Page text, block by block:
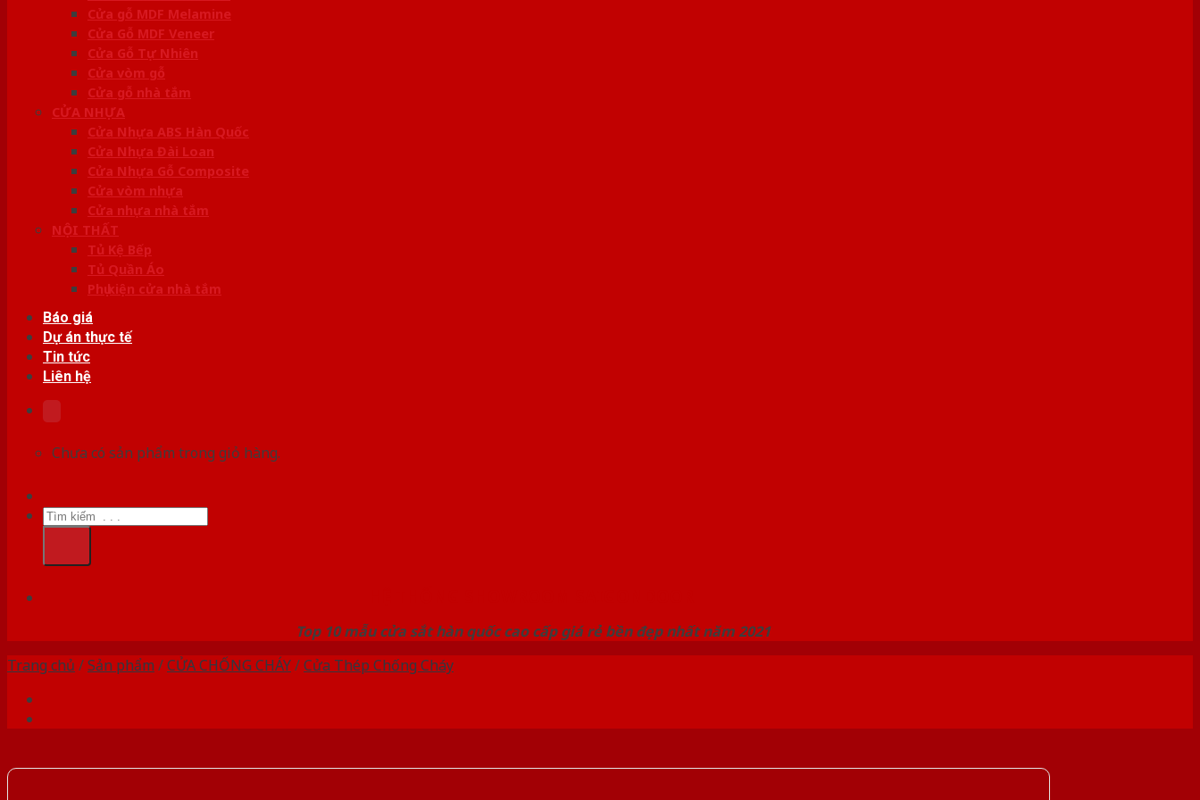
Cửa gỗ MDF Melamine
Cửa Gỗ MDF Veneer
Cửa Gỗ Tự Nhiên
Cửa vòm gỗ
Cửa gỗ nhà tắm
CỬA NHỰA
Cửa Nhựa ABS Hàn Quốc
Cửa Nhựa Đài Loan
Cửa Nhựa Gỗ Composite
Cửa vòm nhựa
Cửa nhựa nhà tắm
NỘI THẤT
Tủ Kệ Bếp
Tủ Quần Áo
Phụ kiện cửa nhà tắm
Báo giá
Dự án thực tế
Tin tức
Liên hệ
Chưa có sản phẩm trong giỏ hàng.
Tìm
kiếm:
Top 10 mẫu cửa sắt hàn quốc cao cấp giá rẻ bền đẹp nhất năm 2021
Trang chủ /Sản phẩm /CỬA CHỐNG CHÁY/Cửa Thép Chống Cháy